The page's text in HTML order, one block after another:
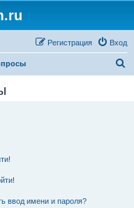
Вход
Регистрация
ввод имени и пароля?